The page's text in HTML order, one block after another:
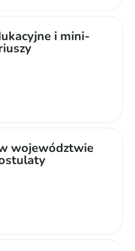
i mini-
województwie